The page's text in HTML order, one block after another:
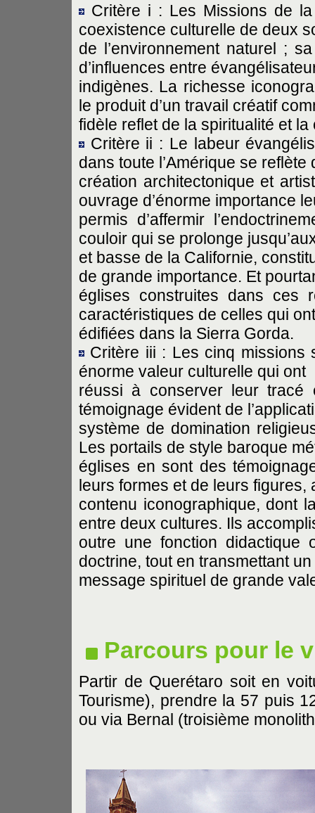
Critère i : Les Missions de
coexistence culturelle de deux
de l’environnement naturel ;
d’influences entre
indigènes. La richesse
le produit d’un travail créatif
fidèle reflet de la spiritualité et
Critère ii : Le labeur
dans toute l’Amérique se reflète
création architectonique et
ouvrage d’énorme importance
permis d’affermir
couloir qui se prolonge
et basse de la Californie,
de grande importance. Et
églises construites dans ces
caractéristiques de celles qui
édifiées dans la Sierra Gorda.
Critère iii : Les cinq missions
énorme valeur culturelle qui ont
réussi à conserver leur tracé
témoignage évident de
système de domination
Les portails de style baroque
églises en sont des
leurs formes et de leurs figures,
contenu iconographique, dont
entre deux cultures. Ils
outre une fonction didactique
doctrine, tout en transmettant un
message spirituel de grande
Parcours pour le
Partir de Querétaro soit en
Tourisme), prendre la 57 puis
ou via Bernal (troisième